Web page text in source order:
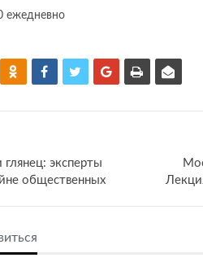
ежедневно
эксперты
общественных